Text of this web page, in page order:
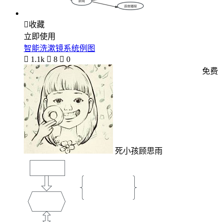
收藏
立即使用
智能洗漱镜系统例图
 1.1k  8  0
死小孩顾思雨
免费